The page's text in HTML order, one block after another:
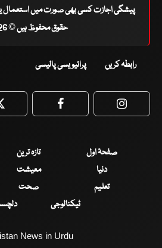
پیشگی اجازت کسی بھی صورت میں استعمال
حقوق محفوظ ہیں © 2026
رابطہ کریں پرائیویسی پالیسی
Twitter Facebook
صفحۂ اول تازہ ترین
دنیا
معیشت
تعلیم
صحت
ٹیکنالوجی
News in Urdu